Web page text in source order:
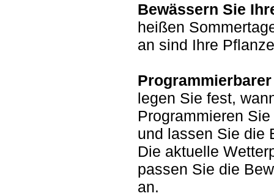
Bewässern Sie
heißen
an sind Ihre
legen Sie fest,
Programmieren
und lassen Sie die
Die aktuelle
passen Sie die
an.